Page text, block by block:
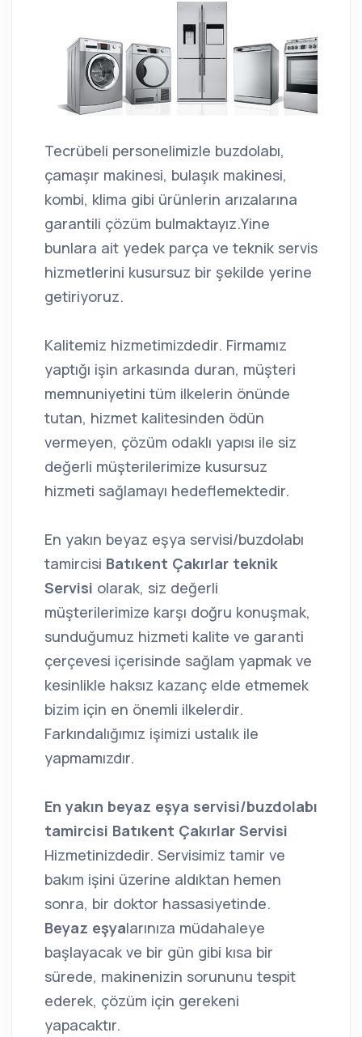
Tecrübeli personelimizle buzdolabı,
çamaşır makinesi, bulaşık makinesi,
kombi, klima gibi ürünlerin arızalarına
garantili çözüm bulmaktayız.Yine
bunlara ait yedek parça ve teknik servis
hizmetlerini kusursuz bir şekilde yerine
getiriyoruz.
Kalitemiz hizmetimizdedir. Firmamız
yaptığı işin arkasında duran, müşteri
memnuniyetini tüm ilkelerin önünde
tutan, hizmet kalitesinden ödün
vermeyen, çözüm odaklı yapısı ile siz
değerli müşterilerimize kusursuz
hizmeti sağlamayı hedeflemektedir.
En yakın beyaz eşya servisi/buzdolabı
tamircisi Batıkent Çakırlar teknik
Servisi olarak, siz değerli
müşterilerimize karşı doğru konuşmak,
sunduğumuz hizmeti kalite ve garanti
çerçevesi içerisinde sağlam yapmak ve
kesinlikle haksız kazanç elde etmemek
bizim için en önemli ilkelerdir.
Farkındalığımız işimizi ustalık ile
yapmamızdır.
En yakın beyaz eşya servisi/buzdolabı
tamircisi Batıkent Çakırlar Servisi
Hizmetinizdedir. Servisimiz tamir ve
bakım işini üzerine aldıktan hemen
sonra, bir doktor hassasiyetinde.
Beyaz eşyalarınıza müdahaleye
başlayacak ve bir gün gibi kısa bir
sürede, makinenizin sorununu tespit
ederek, çözüm için gerekeni
yapacaktır.